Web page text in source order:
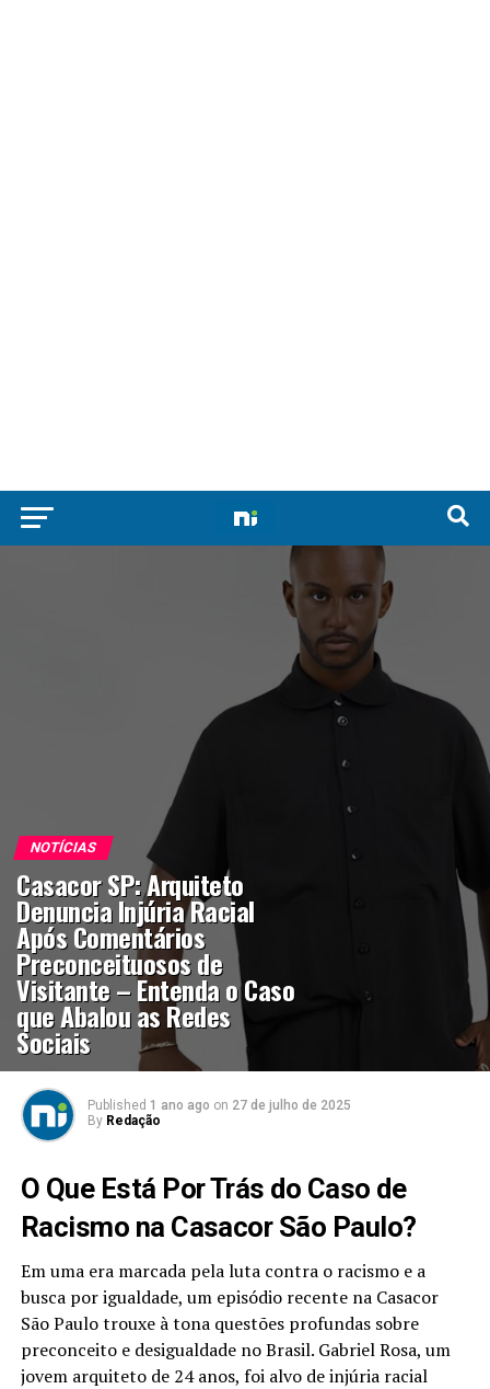
NOTÍCIAS
Casacor SP: Arquiteto
Denuncia Injúria Racial
Após Comentários
Preconceituosos de
Visitante – Entenda o Caso
que Abalou as Redes
Sociais
Published 1 ano ago on 27 de julho de 2025
By Redação
O Que Está Por Trás do Caso de
Racismo na Casacor São Paulo?
Em uma era marcada pela luta contra o racismo e a
busca por igualdade, um episódio recente na Casacor
São Paulo trouxe à tona questões profundas sobre
preconceito e desigualdade no Brasil. Gabriel Rosa, um
jovem arquiteto de 24 anos, foi alvo de injúria racial